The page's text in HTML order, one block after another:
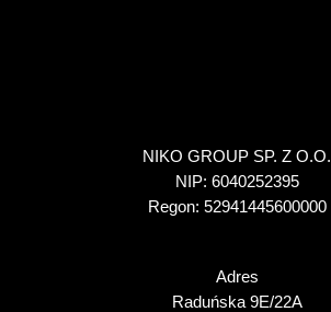
NIKO GROUP SP. Z O.O.
NIP: 6040252395
Regon: 52941445600000
Adres
Raduńska 9E/22A